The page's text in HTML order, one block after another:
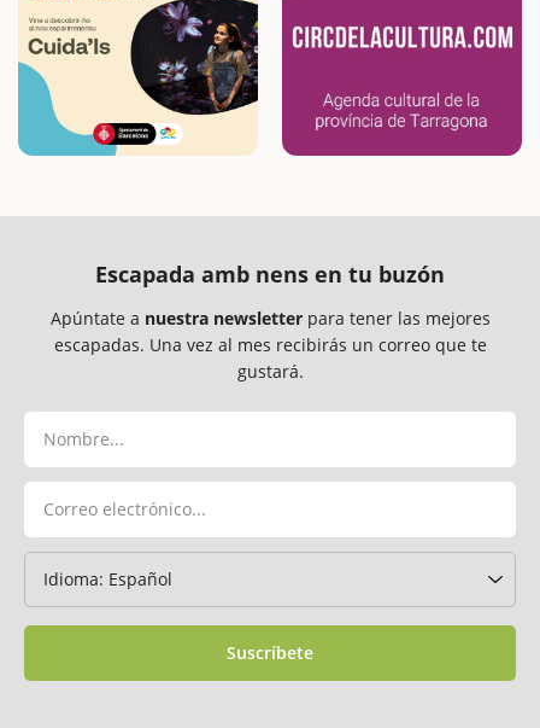
Escapada amb nens en tu buzón
Apúntate a nuestra newsletterpara tener las mejores
escapadas. Una vez al mes recibirás un correo que te
gustará.
Suscríbete